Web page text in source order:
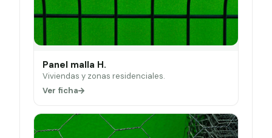
Panel malla H.
Viviendas y zonas residenciales.
Ver ficha